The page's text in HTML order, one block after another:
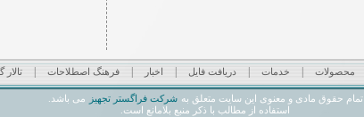
محصولات خدمات دریافت فایل اخبار فرهنگ اصطلاحات تالار
تمام حقوق مادی و معنوی این سایت متعلق به شرکت فراگستر تجهیز
می باشد.
استفاده از مطالب با ذکر منبع بلامانع است.